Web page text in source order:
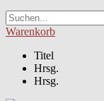
Warenkorb
Titel
Hrsg.
Hrsg.